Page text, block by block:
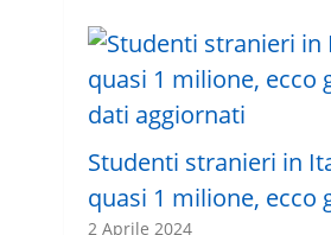
Studenti stranieri in
quasi 1 milione, ecco
2 Aprile 2024